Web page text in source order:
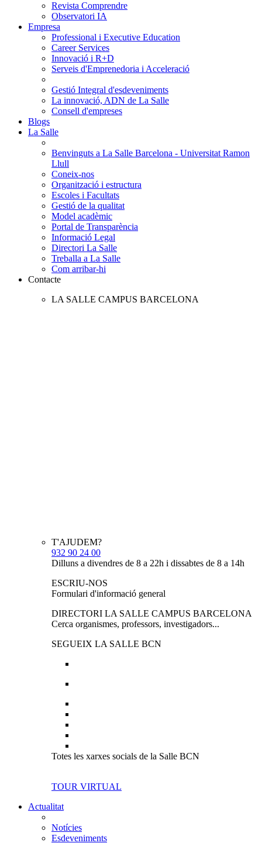
Revista Comprendre
Observatori IA
Empresa
Professional i Executive Education
Career Services
Innovació i R+D
Serveis d'Emprenedoria i Acceleració
Gestió Integral d'esdeveniments
La innovació, ADN de La Salle
Consell d'empreses
Blogs
La Salle
Benvinguts a La Salle Barcelona - Universitat Ramon
Llull
Coneix-nos
Organització i estructura
Escoles i Facultats
Gestió de la qualitat
Model acadèmic
Portal de Transparència
Informació Legal
Directori La Salle
Treballa a La Salle
Com arribar-hi
Contacte
LA SALLE CAMPUS BARCELONA
T'AJUDEM?
932 90 24 00
Dilluns a divendres de 8 a 22h i dissabtes de 8 a 14h
ESCRIU-NOS
Formulari d'informació general
DIRECTORI LA SALLE CAMPUS BARCELONA
Cerca organismes, professors, investigadors...
SEGUEIX LA SALLE BCN
Totes les xarxes socials de la Salle BCN
TOUR VIRTUAL
Actualitat
Notícies
Esdeveniments